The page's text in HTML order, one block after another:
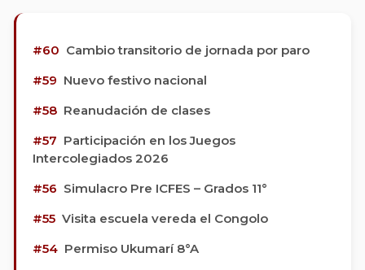
#60 Cambio transitorio de jornada por paro
#59 Nuevo festivo nacional
#58 Reanudación de clases
#57 Participación en los Juegos
Intercolegiados 2026
#56 Simulacro Pre ICFES – Grados 11°
#55 Visita escuela vereda el Congolo
#54 Permiso Ukumarí 8°A